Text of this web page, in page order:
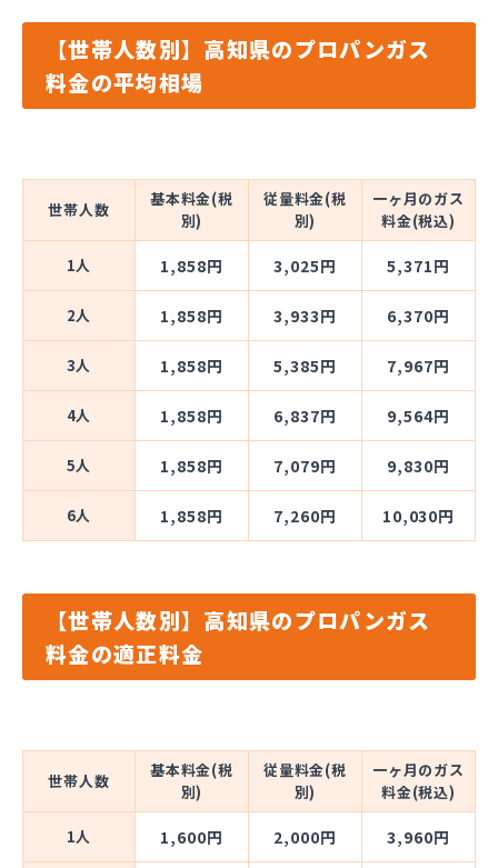
【世帯人数別】高知県のプロパンガス
料金の平均相場
世帯人数
基本料金(税
別)
従量料金(税
別)
一ヶ月のガス
料金(税込)
1人 1,858円 3,025円 5,371円
2人 1,858円 3,933円 6,370円
3人 1,858円 5,385円 7,967円
4人 1,858円 6,837円 9,564円
5人 1,858円 7,079円 9,830円
6人 1,858円 7,260円 10,030円
【世帯人数別】高知県のプロパンガス
料金の適正料金
世帯人数
基本料金(税
別)
従量料金(税
別)
一ヶ月のガス
料金(税込)
1人 1,600円 2,000円 3,960円